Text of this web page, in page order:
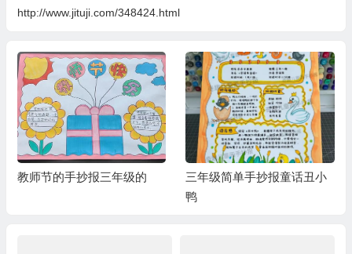
http://www.jituji.com/348424.html
教师节的手抄报三年级的
三年级简单手抄报童话丑小
鸭